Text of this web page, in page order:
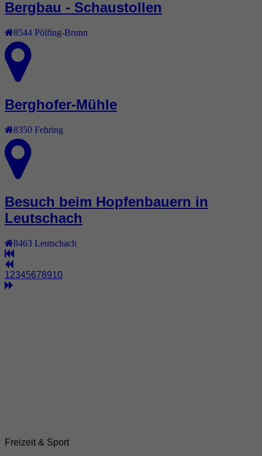
Bergbau - Schaustollen
8544 Pölfing-Brunn
Berghofer-Mühle
8350 Fehring
Besuch beim Hopfenbauern in
Leutschach
8463 Leutschach
1 2345678910
Freizeit & Sport